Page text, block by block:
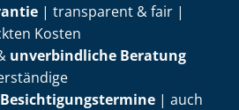
| transparent & fair |
Kosten
unverbindliche Beratung
| auch